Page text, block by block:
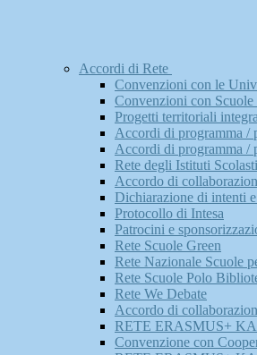
Accordi di Rete
Convenzioni con le
Convenzioni con
Progetti territoriali
Accordi di programma /
Accordi di programma /
Rete degli Istituti
Accordo di
Dichiarazione di intenti
Protocollo di Intesa
Patrocini e
Rete Scuole Green
Rete Nazionale Scuole
Rete Scuole Polo
Rete We Debate
Accordo di
RETE ERASMUS+
Convenzione con